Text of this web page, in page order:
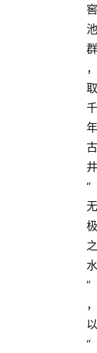
窖
池
群
，
取
千
年
古
井
“
无
极
之
水
”
，
以
“